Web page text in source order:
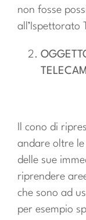
non fosse
all’Ispettorato
Il cono di
andare oltre le
delle sue
riprendere
che sono ad
per esempio